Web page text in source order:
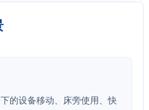
的设备移动、床旁使用、快